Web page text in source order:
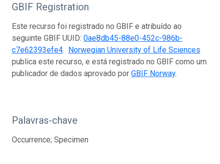
GBIF Registration
Este recurso foi registrado no GBIF e atribuído ao
seguinte GBIF UUID: 0ae8db45-88e0-452c-986b-
c7e62393efe4. Norwegian University of Life Sciences
publica este recurso, e está registrado no GBIF como um
publicador de dados aprovado por GBIF Norway.
Palavras-chave
Occurrence; Specimen